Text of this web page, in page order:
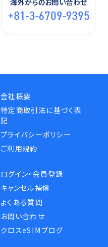
+81-3-6709-9395
会社概要
特定商取引法に基づく表
記
プライバシーポリシー
ご利用規約
ログイン・会員登録
キャンセル補償
よくある質問
お問い合わせ
クロスeSIMブログ